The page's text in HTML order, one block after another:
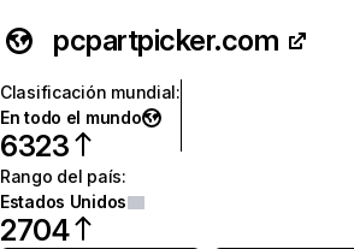
pcpartpicker.com
Clasificación mundial:
En todo el mundo
6323
Rango del país:
Estados Unidos
2704